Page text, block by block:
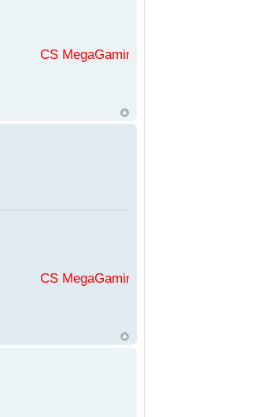
MegaGaming във
MegaGaming във